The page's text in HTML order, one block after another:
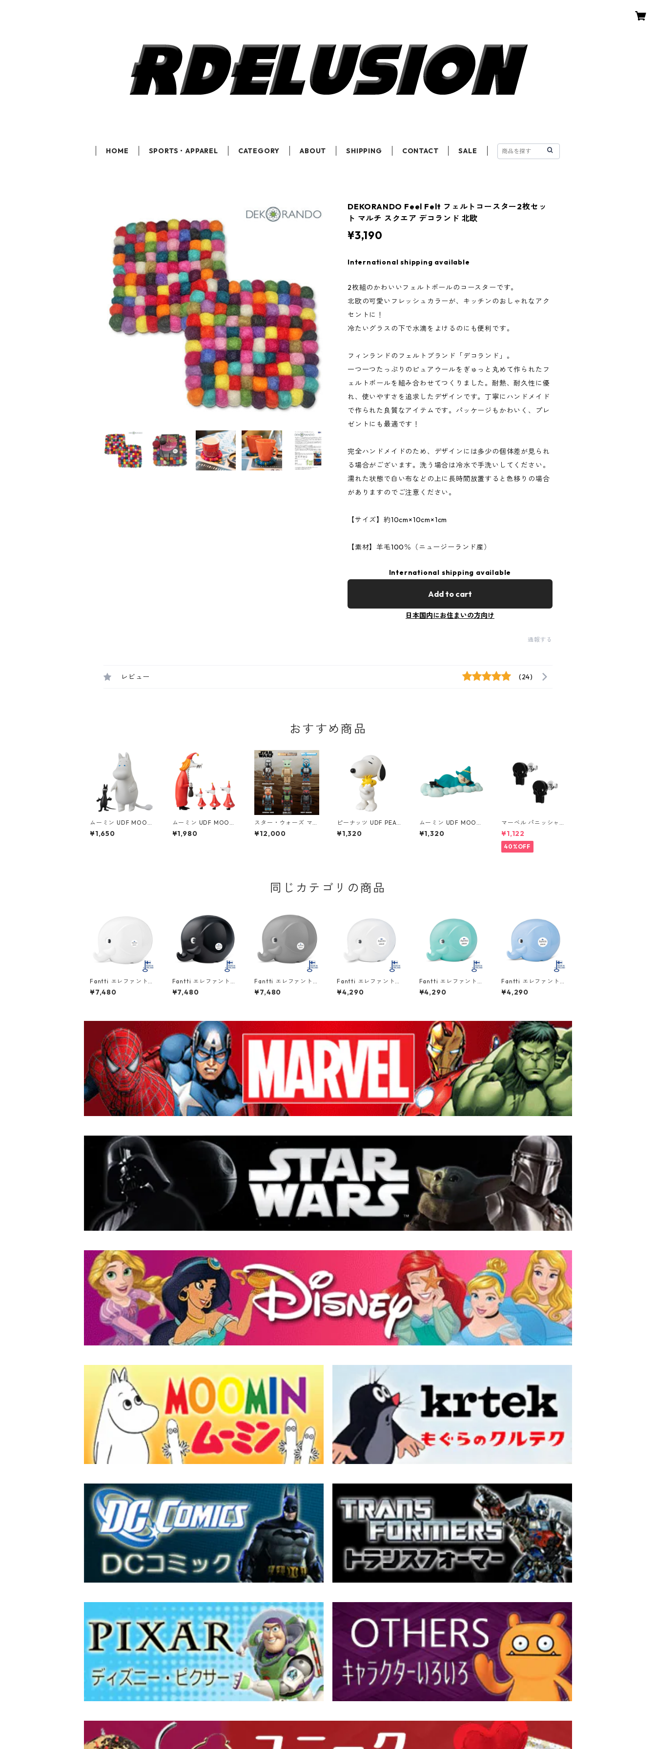
HOME SPORTS・APPAREL CATEGORY ABOUT SHIPPING CONTACT SALE
DEKORANDO Feel Felt フェルトコースター2枚セッ
ト マルチ スクエア デコランド 北欧
¥3,190
International shipping available
2枚組のかわいいフェルトボールのコースターです。
北欧の可愛いフレッシュカラーが、キッチンのおしゃれなアク
セントに！
冷たいグラスの下で水滴をよけるのにも便利です。
フィンランドのフェルトブランド「デコランド」。
一つ一つたっぷりのピュアウールをぎゅっと丸めて作られたフ
ェルトボールを組み合わせてつくりました。耐熱、耐久性に優
れ、使いやすさを追求したデザインです。丁寧にハンドメイド
で作られた良質なアイテムです。パッケージもかわいく、プレ
ゼントにも最適です！
完全ハンドメイドのため、デザインには多少の個体差が見られ
る場合がございます。洗う場合は冷水で手洗いしてください。
濡れた状態で白い布などの上に長時間放置すると色移りの場合
がありますのでご注意ください。
【サイズ】約10cm×10cm×1cm
【素材】羊毛100％（ニュージーランド産）
International shipping available
Add to cart
日本国内にお住まいの方向け
通報する
レビュー (24)
おすすめ商品
ムーミン UDF MOOMI
N ムーミントロール&
ソフス フィギュア
¥1,650
ムーミン UDF MOOMI
N フィリフヨンカ&子
供3人セット フィギュ
¥1,980
スター・ウォーズ マン
ダロリアン ベアブリッ
ク BE@RBRICK CHAS
¥12,000
ピーナッツ UDF PEAN
UTS スヌーピー ホール
ディング ウッドストッ
¥1,320
ムーミン UDF MOOMI
N ヨクサル（寝） フィ
ギュア
¥1,320
マーベル パニッシャー
ロゴスタッドピアス ブ
ラック MARVEL
¥1,122
40%OFF
同じカテゴリの商品
Fantti エレファントバ
ンク Lサイズ ホワイト
PALASET Norsu 北欧
¥7,480
Fantti エレファントバ
ンク Lサイズ ブラック
PALASET Norsu 北欧
¥7,480
Fantti エレファントバ
ンク Lサイズ グレー P
ALASET Norsu 北欧
¥7,480
Fantti エレファントバ
ンク Mサイズ ホワイ
ト PALASET Norsu 北
¥4,290
Fantti エレファントバ
ンク Mサイズ ミント P
ALASET Norsu 北欧
¥4,290
Fantti エレファントバ
ンク Mサイズ ピュア
ライトブルー PALASE
¥4,290